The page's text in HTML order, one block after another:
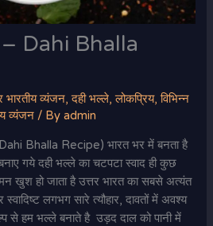
– Dahi Bhalla
भारतीय व्यंजन,दही भल्ले,लोकप्रिय,विभिन्न
व्यंजन / Byadmin
(Dahi Bhalla Recipe) भारत भर में बनता है
गये दही भल्ले का चटपटा स्वाद ही कुछ
खुश हो जाता है उत्तर भारत का सबसे अत्यंत
लगभग सारे त्यौहार, दावतों में अवश्य
से हम भल्ले बनाते है उड़द दाल को पानी में